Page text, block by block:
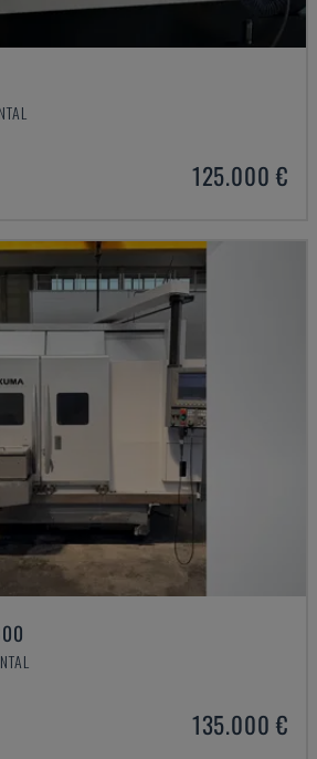
125.000 €
135.000 €